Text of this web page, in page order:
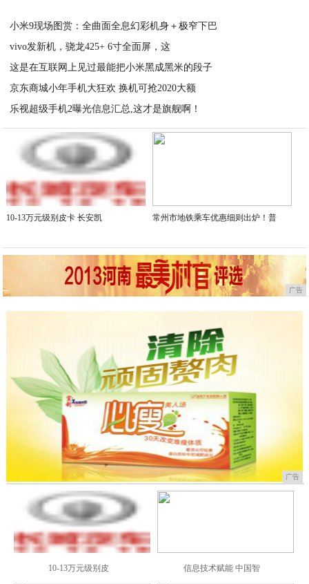
小米9现场图赏：全曲面全息幻彩机身＋极窄下巴
vivo发新机，骁龙425+ 6寸全面屏，这
这是在互联网上见过最能把小米黑成黑米的段子
京东商城小年手机大狂欢 换机可抢2020大额
乐视超级手机2曝光信息汇总,这才是旗舰啊！
2020-05-30
10-13万元级别皮卡 长安凯 常州市地铁乘车优惠细则出炉！普
广告
广告
10-13万元级别皮 信息技术赋能 中国智